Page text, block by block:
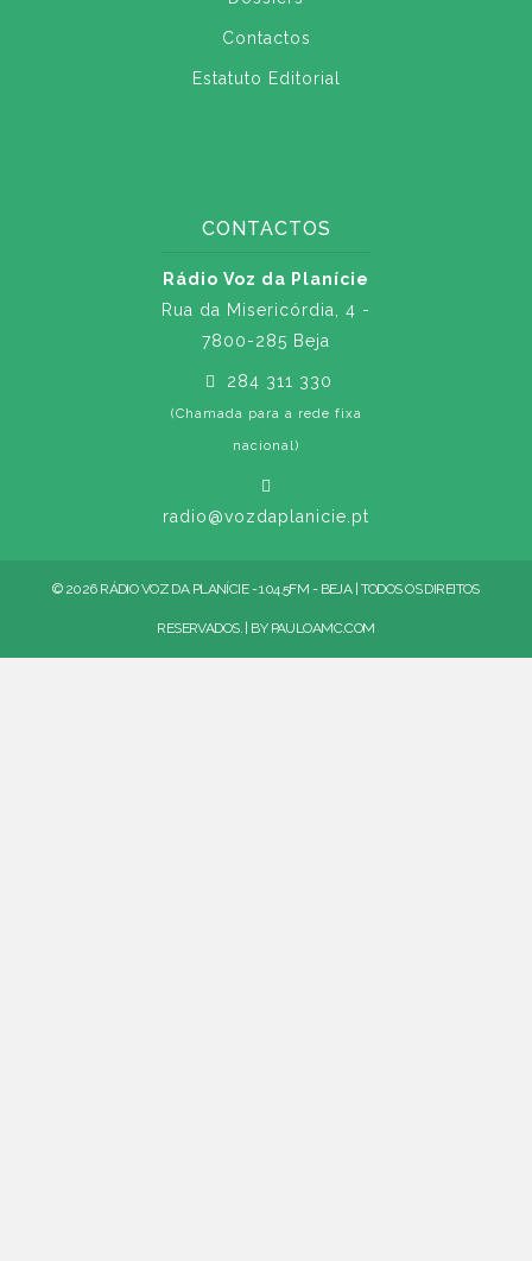
Contactos
Estatuto Editorial
CONTACTOS
Rádio Voz da Planície
Rua da Misericórdia, 4 -
7800-285 Beja
284 311 330
(Chamada para a rede fixa
nacional)
radio@vozdaplanicie.pt
© 2026 RÁDIO VOZ DA PLANÍCIE - 104.5FM - BEJA | TODOS OS DIREITOS
RESERVADOS. | BY PAULOAMC.COM